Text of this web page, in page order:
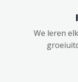
We leren